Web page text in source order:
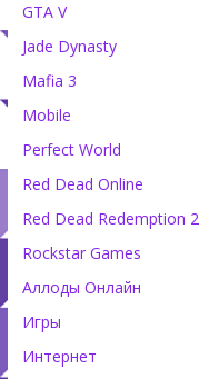
GTA V
Jade Dynasty
Mafia 3
Mobile
Perfect World
Red Dead Online
Red Dead Redemption 2
Rockstar Games
Аллоды Онлайн
Игры
Интернет